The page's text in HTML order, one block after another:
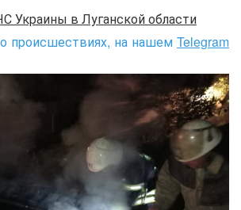
Украины в Луганской области
происшествиях, на нашем Telegram